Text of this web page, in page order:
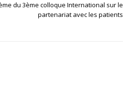
du 3ème colloque International sur le
partenariat avec les patients